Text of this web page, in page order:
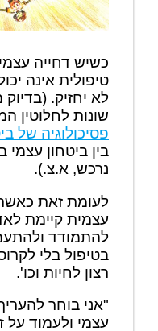
כשיש דחייה
טיפולית אינה
לא יחזיק. (בדיוק
שונות לחלוטין
פסיכולוגיה של
בין ביטחון עצמי
נרכש, א.צ.).
לעומת זאת
עצמית קיימת
להתמודד
בטיפול בלי
רצון לחיות וכו'.
"אני בוחר
עצמי ולעמוד על